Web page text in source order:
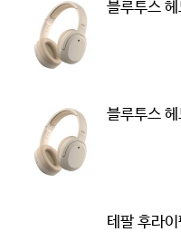
블루투스
블루투스
테팔 후라